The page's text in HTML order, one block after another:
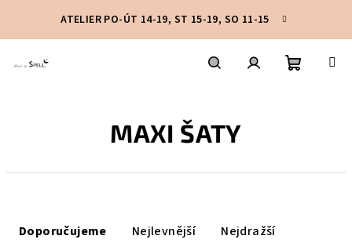
obsah
ATELIER PO-ÚT 14-19, ST 15-19, SO 11-15
MAXI ŠATY
Doporučujeme Nejlevnější Nejdražší